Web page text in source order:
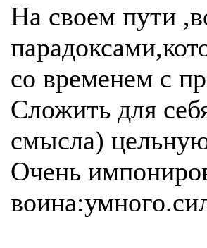
На своем пути
со временем с
Сложить для
смысла)
Очень